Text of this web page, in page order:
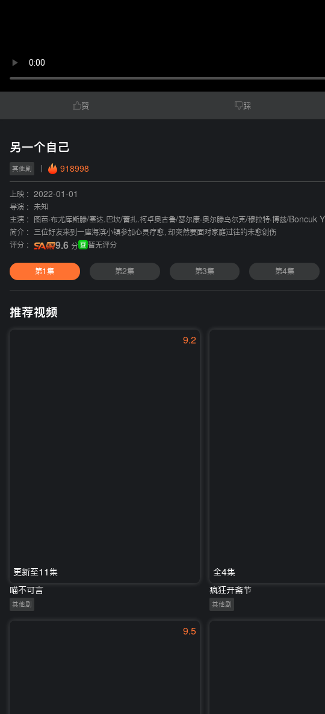
赞 踩
另一个自己
其他剧 918998
上映 :
2022-01-01
导演 :
未知
主演 :
图芭·布尤库斯滕/塞达.巴坎/蕾扎.柯卓奥古鲁/瑟尔康·奥尔滕乌尔克/穆拉特·博兹/Boncuk
简介 :
三位好友来到一座海滨小镇参加心灵疗愈，却突然要面对家庭过往的未愈创伤
评分 :
9.6 分 暂无评分
第1集 第2集 第3集 第4集
推荐视频
9.2
更新至11集
喵不可言
其他剧
全4集
疯狂开斋节
其他剧
9.5